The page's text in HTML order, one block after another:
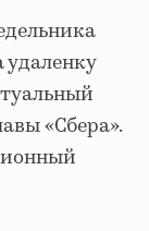
удаленку
«Сбера».